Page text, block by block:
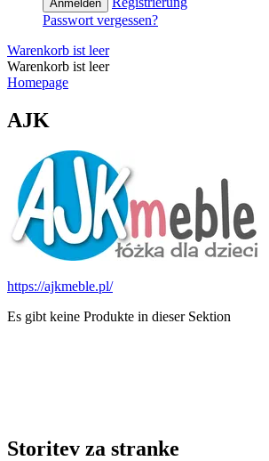
Anmelden
Passwort vergessen?
Warenkorb ist leer
Warenkorb ist leer
Homepage
AJK
https://ajkmeble.pl/
Es gibt keine Produkte in dieser Sektion
Storitev za stranke